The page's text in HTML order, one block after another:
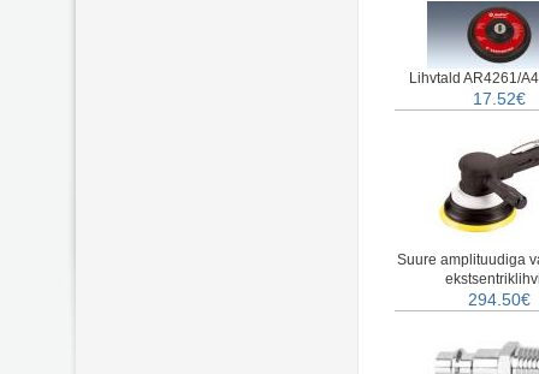
Lihvtald AR4261/
17.52€
Suure amplituudiga
294.50€